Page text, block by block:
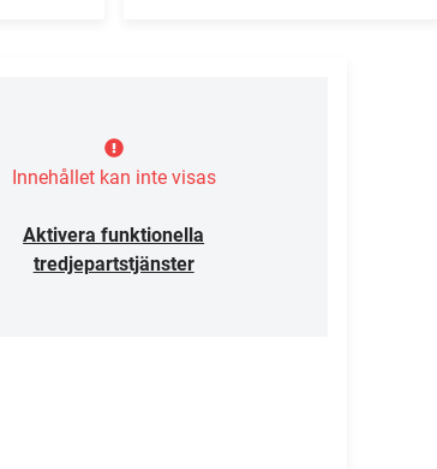
Innehållet kan inte visas
Aktivera funktionella
tredjepartstjänster